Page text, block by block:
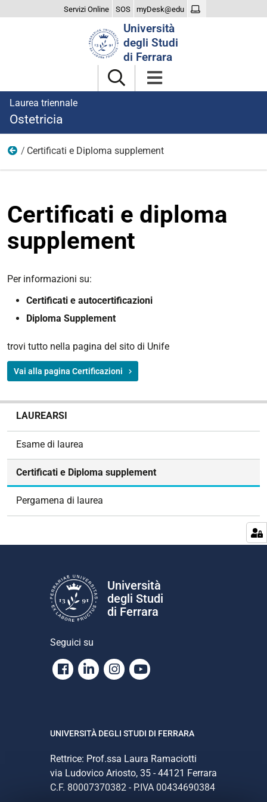
Servizi Online SOS myDesk@edu
Università
degli Studi
di Ferrara
Laurea triennale
Ostetricia
Laurearsi
Certificati e Diploma supplement
Certificati e diploma
supplement
Per informazioni su:
Certificati e autocertificazioni
Diploma Supplement
trovi tutto nella pagina del sito di Unife
Vai alla pagina Certificazioni
LAUREARSI
Esame di laurea
Certificati e Diploma supplement
Pergamena di laurea
Università
degli Studi
di Ferrara
Seguici su
Facebook
LinkedinInstagram
Youtube
UNIVERSITÀ DEGLI STUDI DI FERRARA
Rettrice: Prof.ssa Laura Ramaciotti
via Ludovico Ariosto, 35 - 44121 Ferrara
C.F. 80007370382 - P.IVA 00434690384